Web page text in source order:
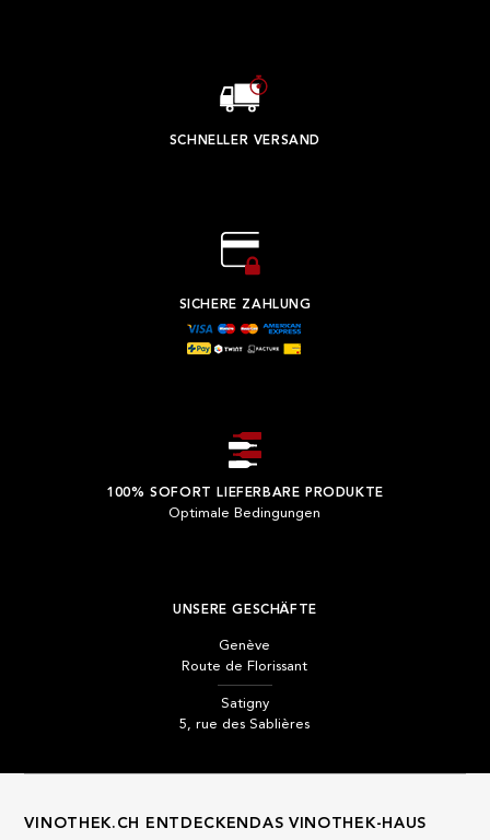
SCHNELLER VERSAND
SICHERE ZAHLUNG
100% SOFORT LIEFERBARE PRODUKTE
Optimale Bedingungen
UNSERE GESCHÄFTE
Genève
Route de Florissant
Satigny
5, rue des Sablières
VINOTHEK.CH ENTDECKEN DAS VINOTHEK-HAUS